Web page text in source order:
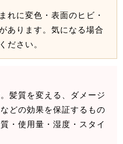
れに変色・表面のヒビ・
あります。気になる場合
ださい。
髪質を変える、ダメージ
どの効果を保証するもの
・使用量・湿度・スタイ